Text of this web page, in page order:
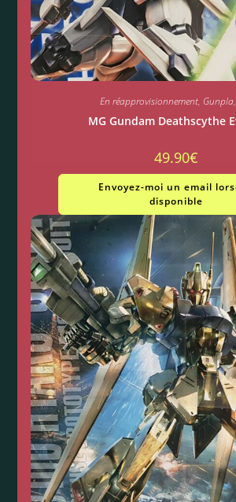
En réapprovisionnement, Gunpla,
MG Gundam Deathscythe
49.90€
Envoyez-moi un email
disponible